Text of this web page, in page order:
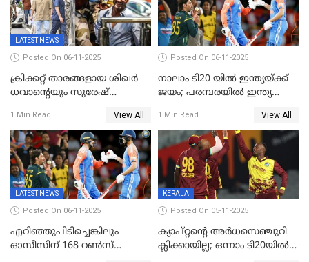
LATEST NEWS
Posted On 06-11-2025
ക്രിക്കറ്റ് താരങ്ങളായ ശിഖർ
ധവാന്‍റെയും സുരേഷ്
കണ്ടുകെട്ടി
1 Min Read View All
Posted On 06-11-2025
നാലാം ടി20 യില്‍ ഇന്ത്യയ്ക്ക്
ജയം; പരമ്പരയിൽ ഇന്ത്യ
1 Min Read View All
LATEST NEWS
Posted On 06-11-2025
എറിഞ്ഞുപിടിച്ചെങ്കിലും
ഓസീസിന് 168 റൺസ്
KERALA
Posted On 05-11-2025
ക്യാപ്റ്റന്റെ അർധസെഞ്ചുറി
ക്ലിക്കായില്ല; ഒന്നാം ടി20യിൽ